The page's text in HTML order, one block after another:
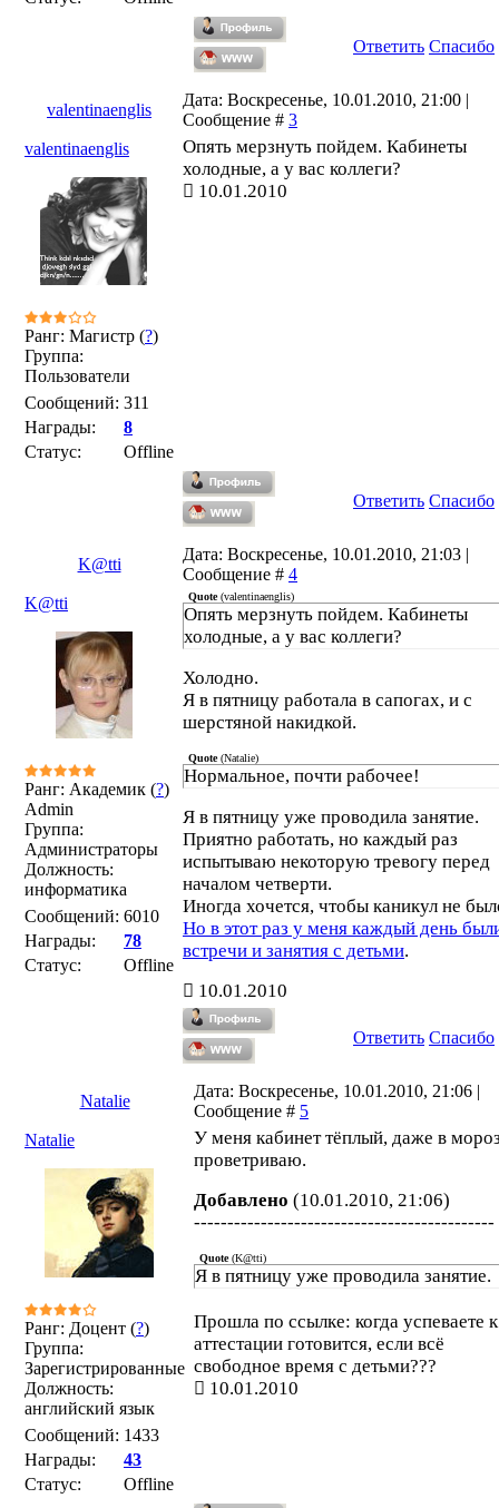
Ответить Спасибо
valentinaenglis
Дата: Воскресенье, 10.01.2010, 21:00 |
Сообщение # 3
valentinaenglis
Ранг: Магистр (?)
Группа:
Пользователи
Сообщений: 311
Награды:
8
Статус:
Offline
Опять мерзнуть пойдем. Кабинеты
холодные, а у вас коллеги?
10.01.2010
Ответить Спасибо
K@tti
Дата: Воскресенье, 10.01.2010, 21:03 |
Сообщение # 4
K@tti
Ранг: Академик (?)
Admin
Группа:
Администраторы
Должность:
информатика
Сообщений: 6010
Награды:
78
Статус:
Offline
Quote(valentinaenglis)
Опять мерзнуть пойдем. Кабинеты
холодные, а у вас коллеги?
Холодно.
Я в пятницу работала в сапогах, и с
шерстяной накидкой.
Quote(Natalie)
Нормальное, почти рабочее!
Я в пятницу уже проводила занятие.
Приятно работать, но каждый раз
испытываю некоторую тревогу перед
началом четверти.
Иногда хочется, чтобы каникул не
Но в этот раз у меня каждый день
встречи и занятия с детьми.
10.01.2010
Ответить Спасибо
Natalie
Дата: Воскресенье, 10.01.2010, 21:06 |
Сообщение # 5
Natalie
Ранг: Доцент (?)
Группа:
Зарегистрированные
Должность:
английский язык
Сообщений: 1433
Награды:
43
Статус:
Offline
У меня кабинет тёплый, даже в
проветриваю.
Добавлено (10.01.2010, 21:06)
---------------------------------------------
Quote(K@tti)
Я в пятницу уже проводила занятие.
Прошла по ссылке: когда успеваете к
аттестации готовится, если всё
свободное время с детьми???
10.01.2010